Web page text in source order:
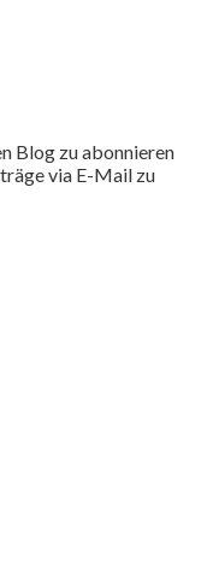
Blog zu abonnieren
via E-Mail zu